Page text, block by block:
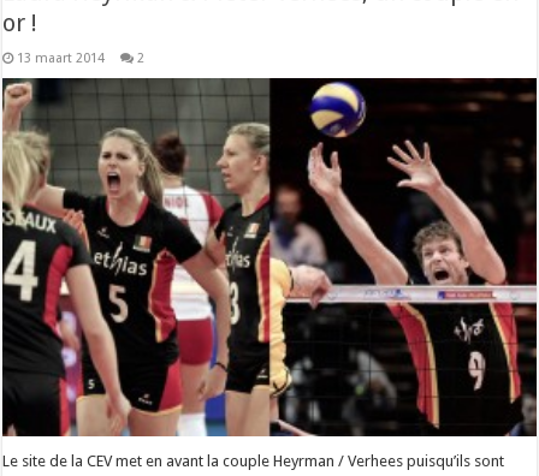
or !
13 maart 2014 2
Le site de la CEV met en avant la couple Heyrman / Verhees puisqu’ils sont